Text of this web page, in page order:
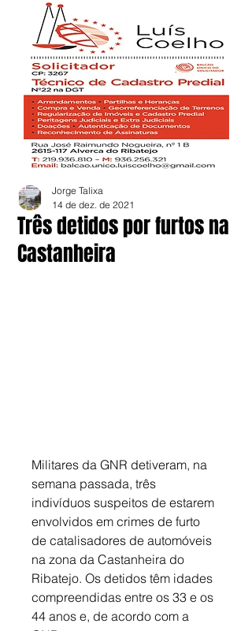
Três detidos por furtos na
Castanheira
Jorge Talixa
14 de dez. de 2021
Militares da GNR detiveram, na
semana passada, três
indivíduos suspeitos de estarem
envolvidos em crimes de furto
de catalisadores de automóveis
na zona da Castanheira do
Ribatejo. Os detidos têm idades
compreendidas entre os 33 e os
44 anos e, de acordo com a